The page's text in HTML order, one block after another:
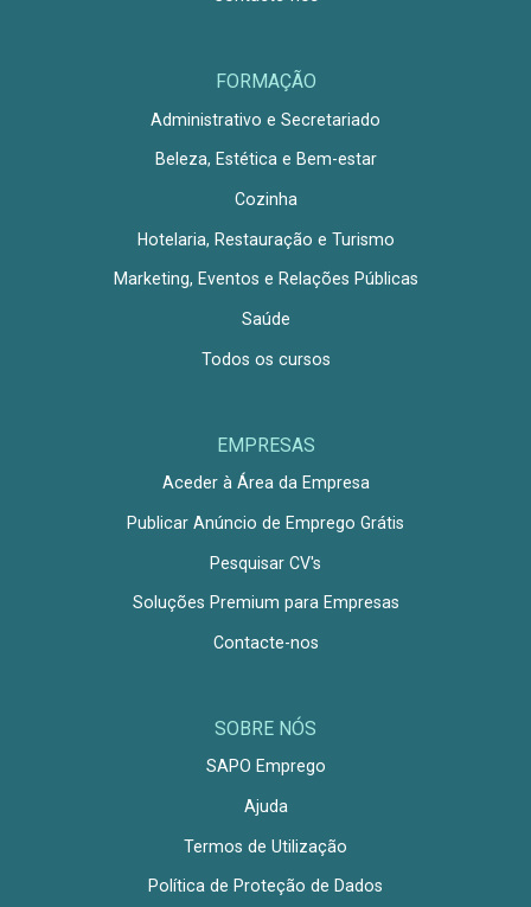
FORMAÇÃO
Administrativo e Secretariado
Beleza, Estética e Bem-estar
Cozinha
Hotelaria, Restauração e Turismo
Marketing, Eventos e Relações Públicas
Saúde
Todos os cursos
EMPRESAS
Aceder à Área da Empresa
Publicar Anúncio de Emprego Grátis
Pesquisar CV's
Soluções Premium para Empresas
Contacte-nos
SOBRE NÓS
SAPO Emprego
Ajuda
Termos de Utilização
Política de Proteção de Dados